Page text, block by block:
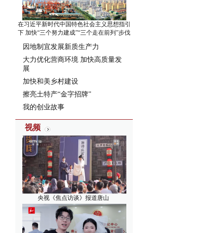
在习近平新时代中国特色社会主义思想指引
下 加快“三个努力建成”“三个走在前列”步伐
因地制宜发展新质生产力
大力优化营商环境 加快高质量发
展
加快和美乡村建设
擦亮土特产“金字招牌”
我的创业故事
视频
央视《焦点访谈》报道唐山